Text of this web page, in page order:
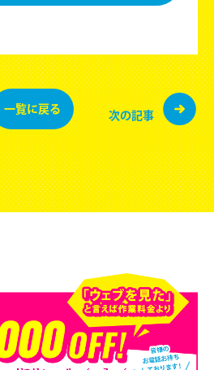
一覧に戻る
次の記事